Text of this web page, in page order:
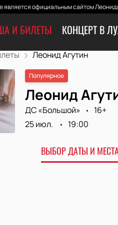
является официальным сайтом
И БИЛЕТЫ КОНЦЕРТ В
Леонид Агутин
Популярное
Леонид
ДС «Большой»
16+
25 июл.
19:00
ВЫБОР ДАТЫ И